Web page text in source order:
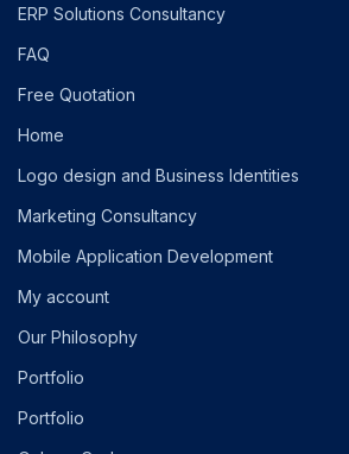
ERP Solutions Consultancy
FAQ
Free Quotation
Home
Logo design and Business Identities
Marketing Consultancy
Mobile Application Development
My account
Our Philosophy
Portfolio
Portfolio